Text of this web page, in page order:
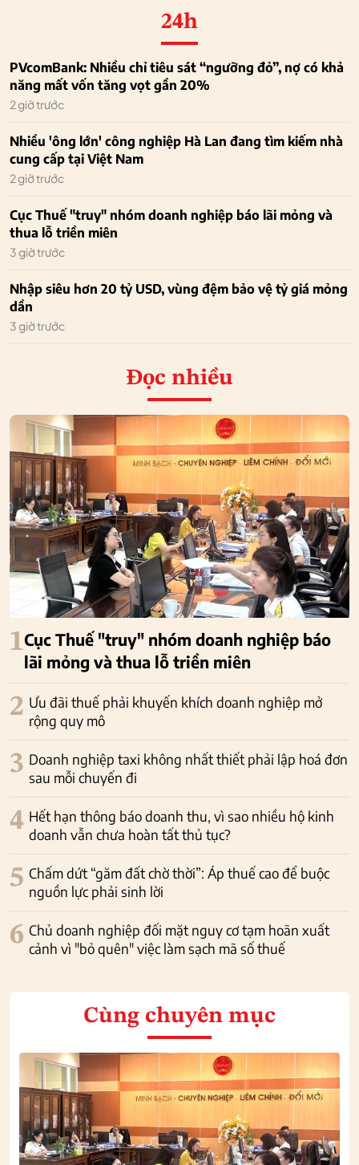
24h
PVcomBank: Nhiều chỉ tiêu sát “ngưỡng đỏ”, nợ có khả
năng mất vốn tăng vọt gần 20%
2 giờ trước
Nhiều 'ông lớn' công nghiệp Hà Lan đang tìm kiếm nhà
cung cấp tại Việt Nam
2 giờ trước
Cục Thuế "truy" nhóm doanh nghiệp báo lãi mỏng và
thua lỗ triền miên
3 giờ trước
Nhập siêu hơn 20 tỷ USD, vùng đệm bảo vệ tỷ giá mỏng
dần
3 giờ trước
Đọc nhiều
1Cục Thuế "truy" nhóm doanh nghiệp báo
lãi mỏng và thua lỗ triền miên
2 Ưu đãi thuế phải khuyến khích doanh nghiệp mở
rộng quy mô
3 Doanh nghiệp taxi không nhất thiết phải lập hoá đơn
sau mỗi chuyến đi
4 Hết hạn thông báo doanh thu, vì sao nhiều hộ kinh
doanh vẫn chưa hoàn tất thủ tục?
5 Chấm dứt “găm đất chờ thời”: Áp thuế cao để buộc
nguồn lực phải sinh lời
6 Chủ doanh nghiệp đối mặt nguy cơ tạm hoãn xuất
cảnh vì "bỏ quên" việc làm sạch mã số thuế
Cùng chuyên mục